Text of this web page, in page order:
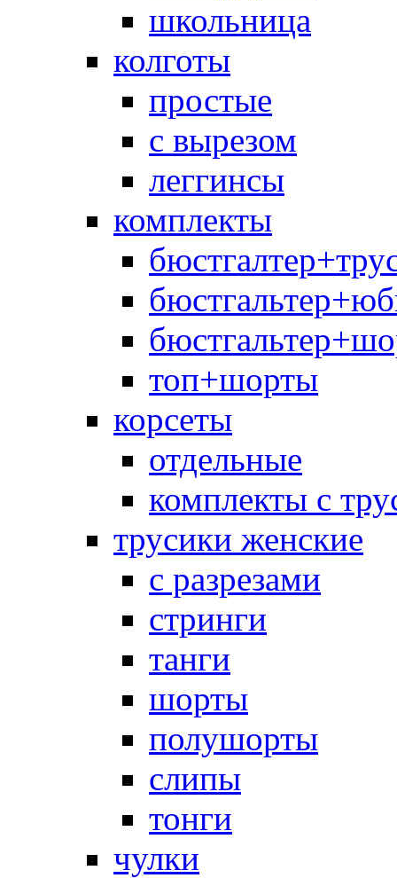
школьница
колготы
простые
с вырезом
леггинсы
комплекты
топ+шорты
корсеты
отдельные
комплекты с
трусики женские
с разрезами
стринги
танги
шорты
полушорты
слипы
тонги
чулки